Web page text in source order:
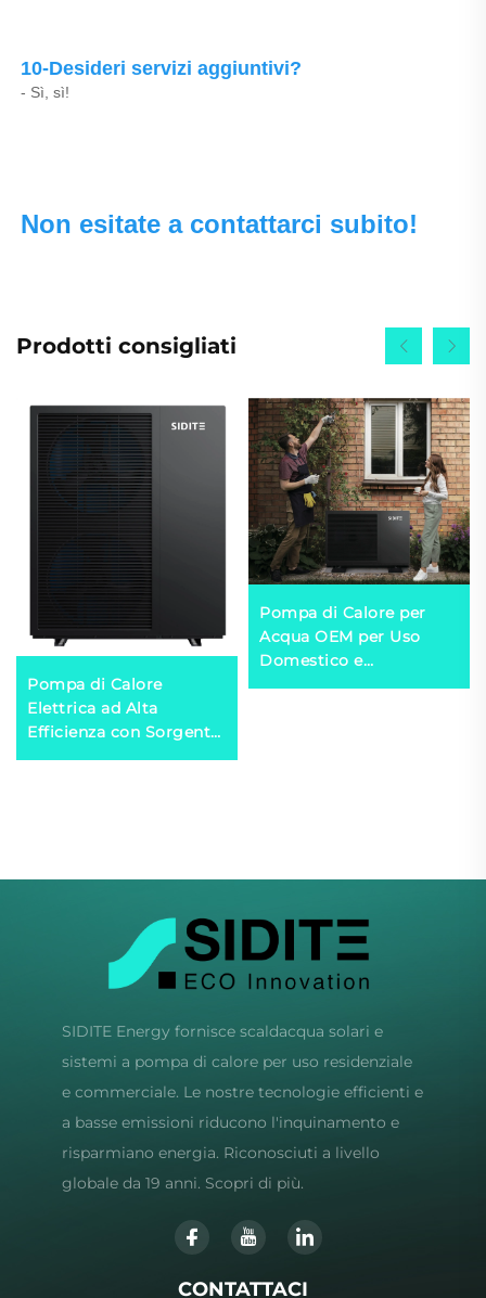
10-Desideri servizi aggiuntivi?
- Sì, sì!
Non esitate a contattarci subito!
Prodotti consigliati
Pompa di Calore
Elettrica ad Alta
Efficienza con Sorgente
Aria R290 per un
Pompa di Calore per
Acqua OEM per Uso
Domestico e
Commerciale con Logo
SIDITE Energy fornisce scaldacqua solari e
sistemi a pompa di calore per uso residenziale
e commerciale. Le nostre tecnologie efficienti e
a basse emissioni riducono l'inquinamento e
risparmiano energia. Riconosciuti a livello
globale da 19 anni. Scopri di più.
CONTATTACI